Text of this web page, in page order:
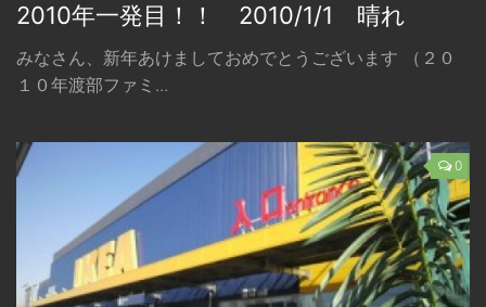
2010年一発目！！ 2010/1/1 晴れ
みなさん、新年あけましておめでとうございます （２０
１０年渡部ファミ...
0